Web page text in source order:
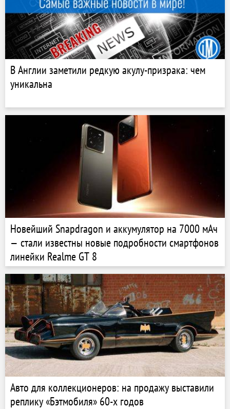
В Англии заметили редкую акулу-призрака: чем
уникальна
Новейший Snapdragon и аккумулятор на 7000 мАч
— стали известны новые подробности смартфонов
линейки Realme GT 8
Авто для коллекционеров: на продажу выставили
реплику «Бэтмобиля» 60-х годов